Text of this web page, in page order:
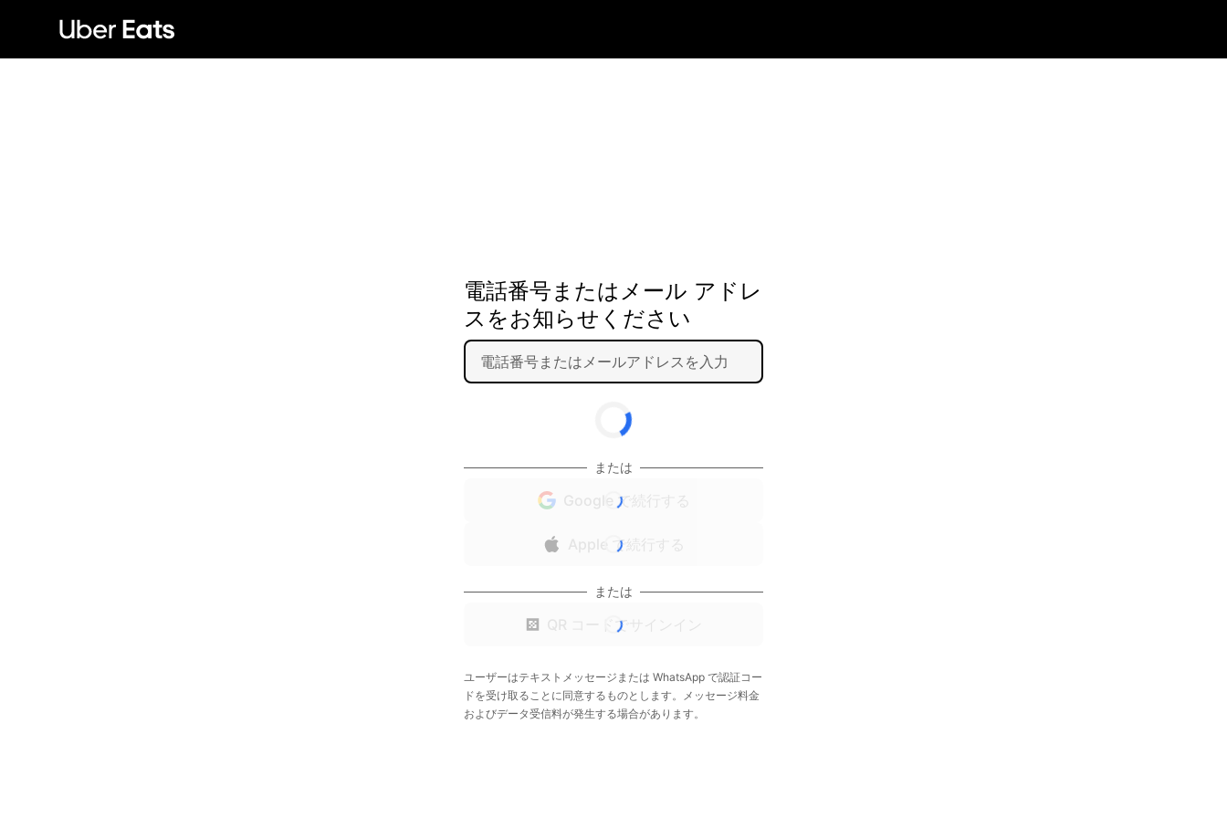
電話番号またはメール アドレ
スをお知らせください
または
Google で続行する
Apple で続行する
または
QR コードでサインイン
ユーザーはテキストメッセージまたは WhatsApp で認証コー
ドを受け取ることに同意するものとします。メッセージ料金
およびデータ受信料が発生する場合があります。